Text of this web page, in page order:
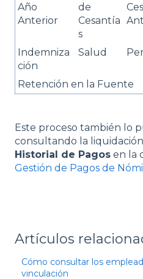
Año
Anterior
de
Cesantía
s
Indemniza
ción
Salud
Retención en la Fuente
Este proceso también lo
consultando la
Historial de Pagos en la
Gestión de Pagos de
Artículos
Cómo consultar los
vinculación